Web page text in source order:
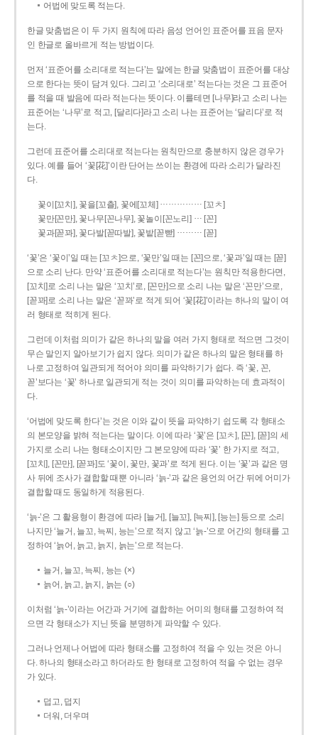
어법에 맞도록 적는다.
한글 맞춤법은 이 두 가지 원칙에 따라 음성 언어인 표준어를 표음 문자
인 한글로 올바르게 적는 방법이다.
먼저 ‘표준어를 소리대로 적는다’는 말에는 한글 맞춤법이 표준어를 대상
으로 한다는 뜻이 담겨 있다. 그리고 ‘소리대로’ 적는다는 것은 그 표준어
를 적을 때 발음에 따라 적는다는 뜻이다. 이를테면 [나무]라고 소리 나는
표준어는 ‘나무’로 적고, [달리다]라고 소리 나는 표준어는 ‘달리다’로 적
는다.
그런데 표준어를 소리대로 적는다는 원칙만으로 충분하지 않은 경우가
있다. 예를 들어 ‘꽃[花]’이란 단어는 쓰이는 환경에 따라 소리가 달라진
다.
꽃이[꼬치], 꽃을[꼬츨], 꽃에[꼬체] …………… [꼬ㅊ]
꽃만[꼰만], 꽃나무[꼰나무], 꽃놀이[꼰노리] … [꼰]
꽃과[꼳꽈], 꽃다발[꼳따발], 꽃밭[꼳빧] ……… [꼳]
‘꽃’은 ‘꽃이’일 때는 [꼬ㅊ]으로, ‘꽃만’일 때는 [꼰]으로, ‘꽃과’일 때는 [꼳]
으로 소리 난다. 만약 ‘표준어를 소리대로 적는다’는 원칙만 적용한다면,
[꼬치]로 소리 나는 말은 ‘꼬치’로, [꼰만]으로 소리 나는 말은 ‘꼰만’으로,
[꼳꽈]로 소리 나는 말은 ‘꼳꽈’로 적게 되어 ‘꽃[花]’이라는 하나의 말이 여
러 형태로 적히게 된다.
그런데 이처럼 의미가 같은 하나의 말을 여러 가지 형태로 적으면 그것이
무슨 말인지 알아보기가 쉽지 않다. 의미가 같은 하나의 말은 형태를 하
나로 고정하여 일관되게 적어야 의미를 파악하기가 쉽다. 즉 ‘꽃, 꼰,
꼳’보다는 ‘꽃’ 하나로 일관되게 적는 것이 의미를 파악하는 데 효과적이
다.
‘어법에 맞도록 한다’는 것은 이와 같이 뜻을 파악하기 쉽도록 각 형태소
의 본모양을 밝혀 적는다는 말이다. 이에 따라 ‘꽃’은 [꼬ㅊ], [꼰], [꼳]의 세
가지로 소리 나는 형태소이지만 그 본모양에 따라 ‘꽃’ 한 가지로 적고,
[꼬치], [꼰만], [꼳꽈]도 ‘꽃이, 꽃만, 꽃과’로 적게 된다. 이는 ‘꽃’과 같은 명
사 뒤에 조사가 결합할 때뿐 아니라 ‘늙-’과 같은 용언의 어간 뒤에 어미가
결합할 때도 동일하게 적용된다.
‘늙-’은 그 활용형이 환경에 따라 [늘거], [늘꼬], [늑찌], [능는] 등으로 소리
나지만 ‘늘거, 늘꼬, 늑찌, 능는’으로 적지 않고 ‘늙-’으로 어간의 형태를 고
정하여 ‘늙어, 늙고, 늙지, 늙는’으로 적는다.
늘거, 늘꼬, 늑찌, 능는 (×)
늙어, 늙고, 늙지, 늙는 (○)
이처럼 ‘늙-­’이라는 어간과 거기에 결합하는 어미의 형태를 고정하여 적
으면 각 형태소가 지닌 뜻을 분명하게 파악할 수 있다.
그러나 언제나 어법에 따라 형태소를 고정하여 적을 수 있는 것은 아니
다. 하나의 형태소라고 하더라도 한 형태로 고정하여 적을 수 없는 경우
가 있다.
덥고, 덥지
더워, 더우며